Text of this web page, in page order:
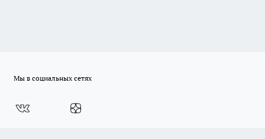
Мы в социальных сетях